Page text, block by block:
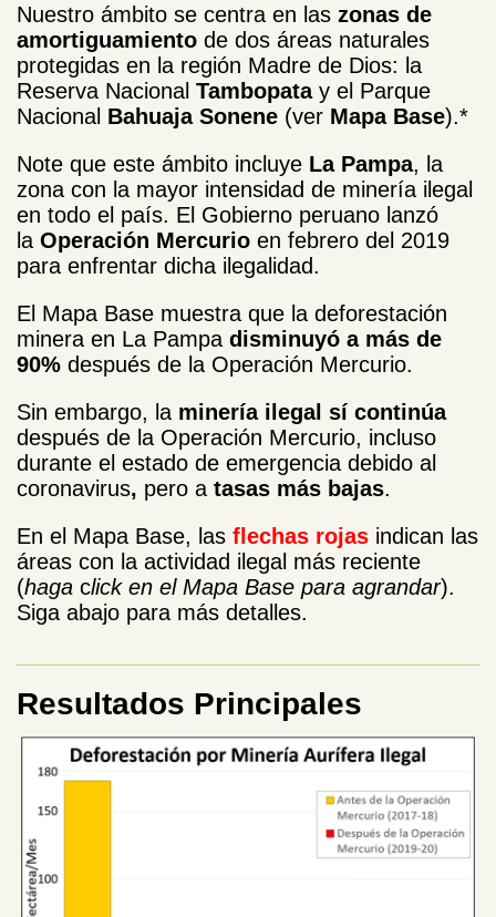
Nuestro ámbito se centra en las zonas de
amortiguamiento de dos áreas naturales
protegidas en la región Madre de Dios: la
Reserva Nacional Tambopatay el Parque
Nacional Bahuaja Sonene (ver Mapa Base).*
Note que este ámbito incluye La Pampa, la
zona con la mayor intensidad de minería ilegal
en todo el país. El Gobierno peruano lanzó
la Operación Mercurio en febrero del 2019
para enfrentar dicha ilegalidad.
El Mapa Base muestra que la deforestación
minera en La Pampa disminuyó a más de
90% después de la Operación Mercurio.
Sin embargo, la minería ilegal sí continúa
después de la Operación Mercurio, incluso
durante el estado de emergencia debido al
coronavirus, pero a tasas más bajas.
En el Mapa Base, las flechas rojas indican las
áreas con la actividad ilegal más reciente
(haga click en el Mapa Base para agrandar).
Siga abajo para más detalles.
Resultados Principales